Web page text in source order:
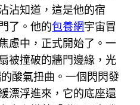
沾知道，這是他的宿
了。他的包養網宇宙冒
慮中，正式開始了。一
被撞破的牆門邊緣，光
酸氣扭曲。一個閃閃發
漂浮進來，它的底座還